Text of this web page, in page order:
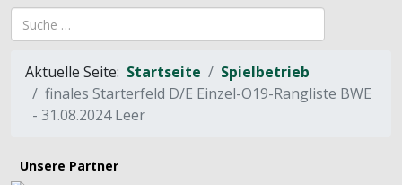
Suchbegriff
Aktuelle Seite: Startseite
Spielbetrieb
finales Starterfeld D/E Einzel-O19-Rangliste BWE
- 31.08.2024 Leer
Unsere Partner